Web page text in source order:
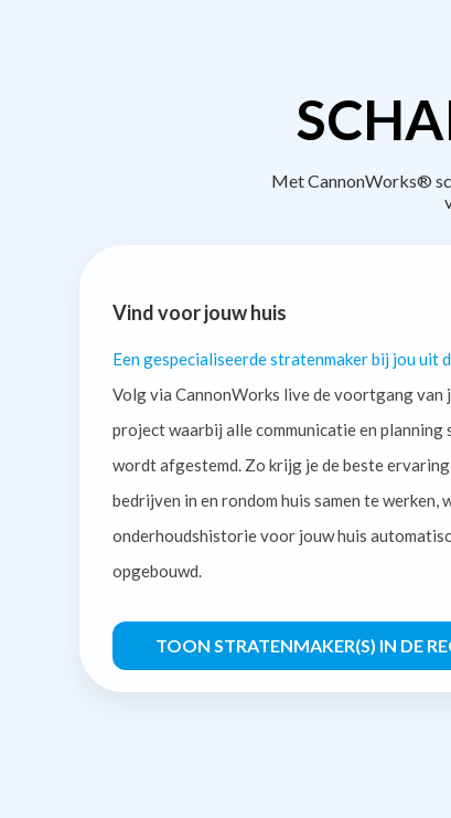
Met CannonWorks®
Vind voor jouw huis
Een gespecialiseerde stratenmaker bij jou uit
Volg via CannonWorks live de voortgang van
project waarbij alle communicatie en planning
wordt afgestemd. Zo krijg je de beste ervaring
bedrijven in en rondom huis samen te werken,
onderhoudshistorie voor jouw huis
opgebouwd.
TOON STRATENMAKER(S) IN DE